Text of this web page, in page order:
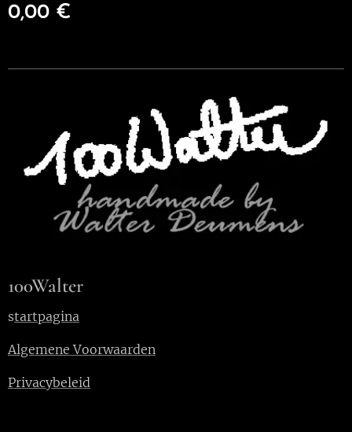
0,00 €
100Walter
startpagina
Algemene Voorwaarden
Privacybeleid